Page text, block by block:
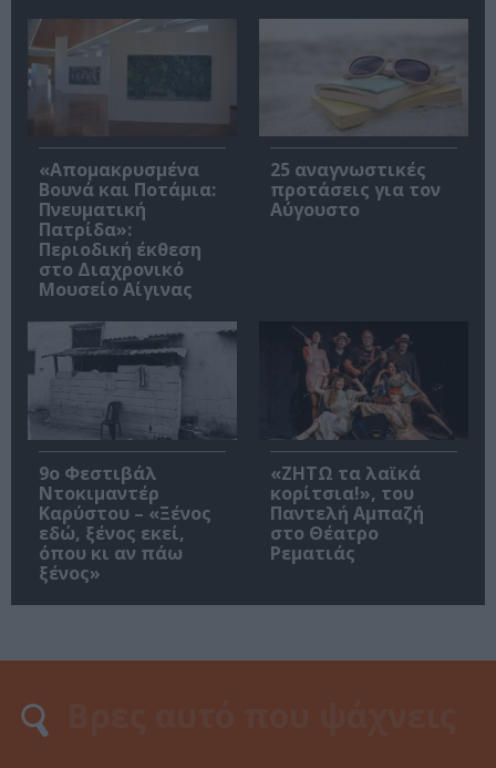
«Απομακρυσμένα
Βουνά και Ποτάμια:
Πνευματική
Πατρίδα»:
Περιοδική έκθεση
στο Διαχρονικό
Μουσείο Αίγινας
25 αναγνωστικές
προτάσεις για τον
Αύγουστο
9ο Φεστιβάλ
Ντοκιμαντέρ
Καρύστου – «Ξένος
εδώ, ξένος εκεί,
όπου κι αν πάω
ξένος»
«ΖΗΤΩ τα λαϊκά
κορίτσια!», του
Παντελή Αμπαζή
στο Θέατρο
Ρεματιάς